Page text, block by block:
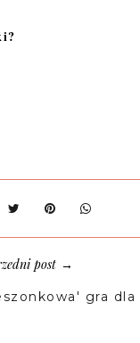
post→
gra dla